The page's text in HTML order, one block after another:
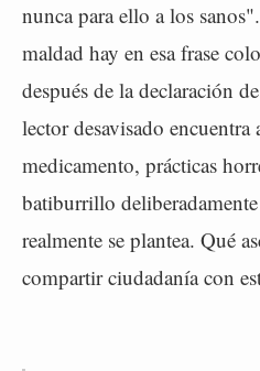
nunca para ello a los
maldad hay en esa frase
después de la declaración
lector desavisado encuentra
medicamento, prácticas
batiburrillo
realmente se plantea. Qué
compartir ciudadanía con